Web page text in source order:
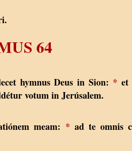
64
hymnus Deus in Sion: *
votum in Jerúsalem.
meam: * ad te omnis